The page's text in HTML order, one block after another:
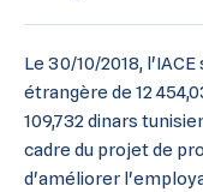
Le 30/10/2018,
étrangère de 12
109,732 dinars
cadre du projet de
d'améliorer